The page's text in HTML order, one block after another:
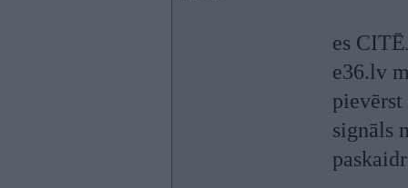
es
e36.lv
signāls